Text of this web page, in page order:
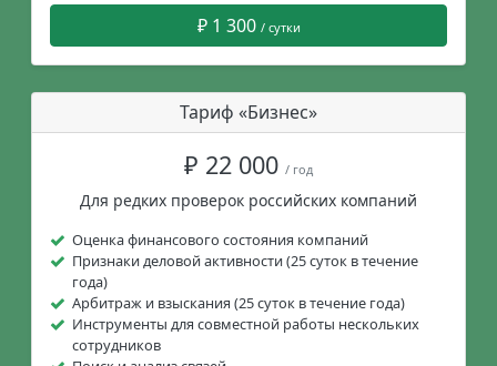
₽ 1 300 / сутки
Тариф «Бизнес»
₽ 22 000 / год
Для редких проверок российских компаний
Оценка финансового состояния компаний
Признаки деловой активности (25 суток в течение
года)
Арбитраж и взыскания (25 суток в течение года)
Инструменты для совместной работы нескольких
сотрудников